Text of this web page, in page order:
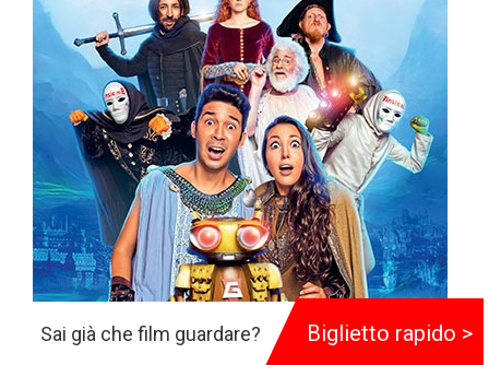
Sai già che film guardare? Biglietto rapido >